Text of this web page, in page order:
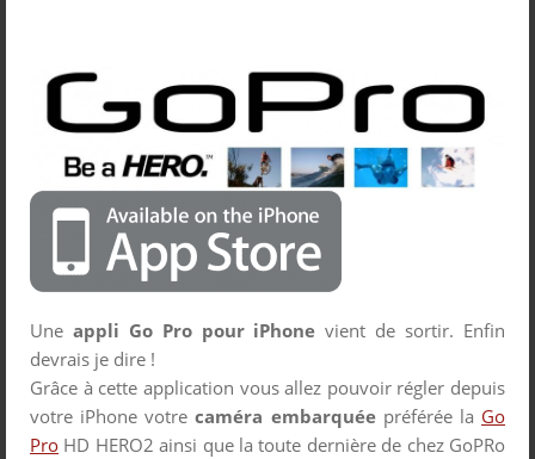
Une appli Go Pro pour iPhone vient de sortir. Enfin
devrais je dire !
Grâce à cette application vous allez pouvoir régler depuis
votre iPhone votrecaméra embarquéepréférée la Go
Pro HD HERO2 ainsi que la toute dernière de chez GoPRo